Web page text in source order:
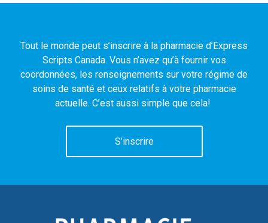
Tout le monde peut s’inscrire à la pharmacie d’Express
Scripts Canada. Vous n’avez qu’à fournir vos
coordonnées, les renseignements sur votre régime de
soins de santé et ceux relatifs à votre pharmacie
actuelle. C’est aussi simple que cela!
S’inscrire